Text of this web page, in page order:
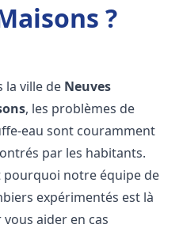
?
la ville de Neuves
, les problèmes de
eau sont couramment
par les habitants.
pourquoi notre équipe de
expérimentés est là
aider en cas